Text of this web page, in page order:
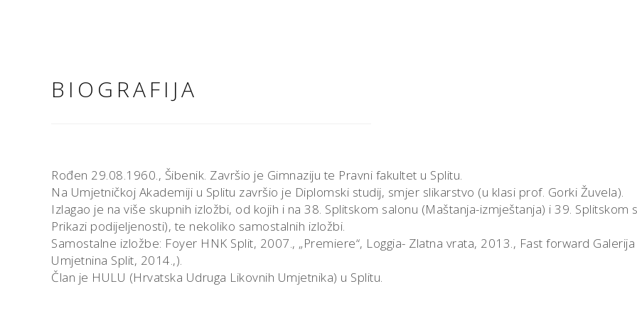
BIOGRAFIJA
Rođen 29.08.1960., Šibenik. Završio je Gimnaziju te Pravni fakultet u Splitu.
Na Umjetničkoj Akademiji u Splitu završio je Diplomski studij, smjer slikarstvo (u klasi prof. Gorki Žuvela).
Izlagao je na više skupnih izložbi, od kojih i na 38. Splitskom salonu (Maštanja-izmještanja) i 39. Splitskom
Prikazi podijeljenosti), te nekoliko samostalnih izložbi.
Samostalne izložbe: Foyer HNK Split, 2007., „Premiere“, Loggia- Zlatna vrata, 2013., Fast forward Galerija
Umjetnina Split, 2014.,).
Član je HULU (Hrvatska Udruga Likovnih Umjetnika) u Splitu.